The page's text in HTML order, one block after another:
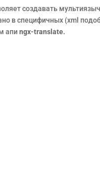
создавать
в специфичных (xml
апиngx-translate.